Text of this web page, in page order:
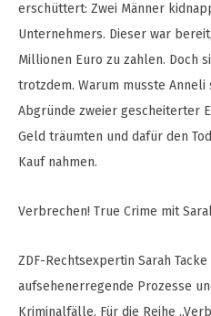
erschüttert: Zwei Männer
Unternehmers. Dieser war
Millionen Euro zu zahlen. Doch
trotzdem. Warum musste
Abgründe zweier gescheiterter
Geld träumten und dafür den
Kauf nahmen.
Verbrechen! True Crime mit
ZDF-Rechtsexpertin Sarah
aufsehenerregende Prozesse
Kriminalfälle. Für die Reihe